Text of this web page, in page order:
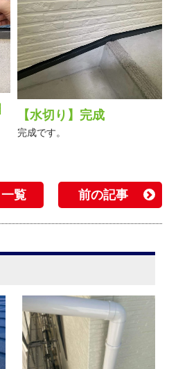
【水切り】完成
完成です。
一覧 前の記事